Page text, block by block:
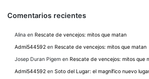
Comentarios recientes
Alina en Rescate de vencejos: mitos que matan
Admi544592 en Rescate de vencejos: mitos que matan
Josep Duran Pigem en Rescate de vencejos: mitos que
Admi544592 en Soto del Lugar: el magnífico nuevo